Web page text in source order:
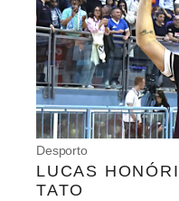
Desporto
LUCAS
TATO